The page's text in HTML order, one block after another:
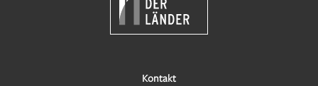
Kontakt